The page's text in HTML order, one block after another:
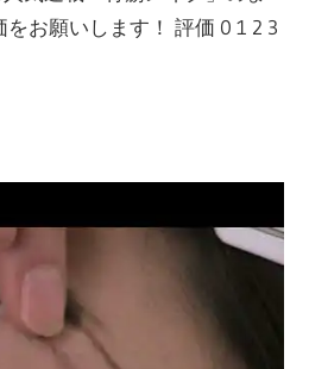
お願いします！ 評価 0 1 2 3